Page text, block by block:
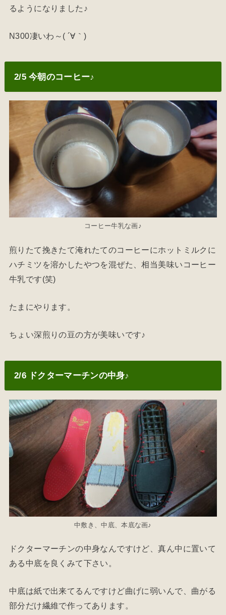
るようになりました♪
N300凄いわ～( ´∀｀)
2/5 今朝のコーヒー♪
コーヒー牛乳な画♪
煎りたて挽きたて淹れたてのコーヒーにホットミルクに
ハチミツを溶かしたやつを混ぜた、相当美味いコーヒー
牛乳です(笑)
たまにやります。
ちょい深煎りの豆の方が美味いです♪
2/6 ドクターマーチンの中身♪
中敷き、中底、本底な画♪
ドクターマーチンの中身なんですけど、真ん中に置いて
ある中底を良くみて下さい。
中底は紙で出来てるんですけど曲げに弱いんで、曲がる
部分だけ繊維で作ってあります。